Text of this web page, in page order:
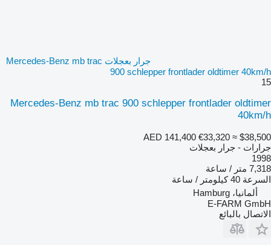
جرار بعجلات Mercedes-Benz mb trac
900 schlepper frontlader oldtimer 40km/h
15
Mercedes-Benz mb trac 900 schlepper frontlader oldtimer
40km/h
AED 141,400 €33,320 ≈ $38,500
جرارات - جرار بعجلات
1998
7,318 متر / ساعة
السرعة 40 كيلومتر / ساعة
ألمانيا، Hamburg
E-FARM GmbH
الاتصال بالبائع